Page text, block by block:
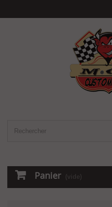
Panier (vide)